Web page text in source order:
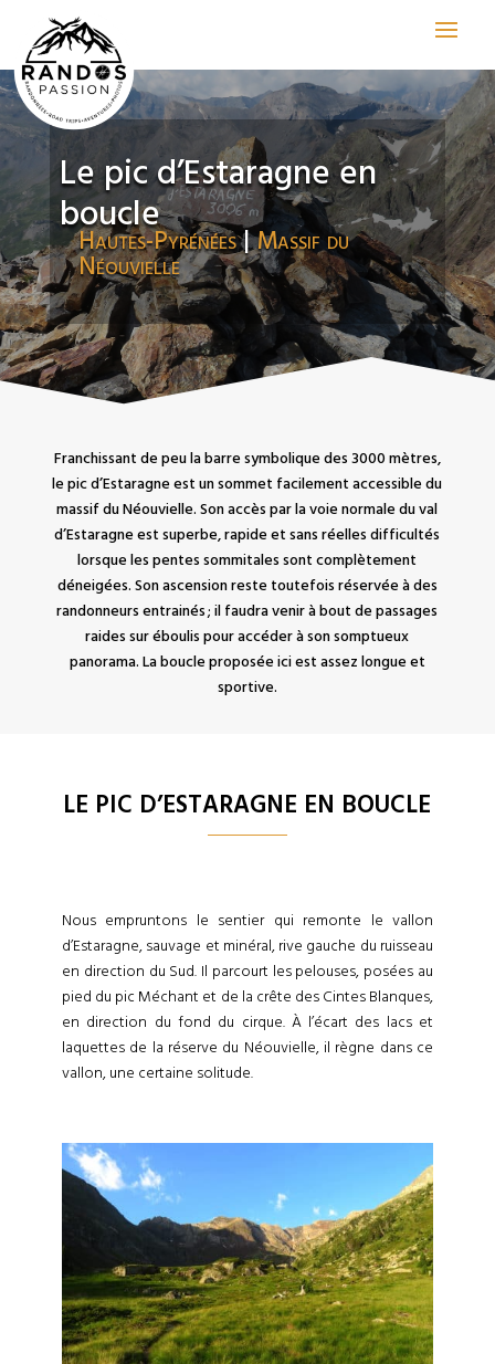
Le pic d’Estaragne en
boucle
Hautes-Pyrénées|Massif du
Néouvielle
Franchissant de peu la barre symbolique des 3000 mètres,
le pic d’Estaragne est un sommet facilement accessible du
massif du Néouvielle. Son accès par la voie normale du val
d’Estaragne est superbe, rapide et sans réelles difficultés
lorsque les pentes sommitales sont complètement
déneigées. Son ascension reste toutefois réservée à des
randonneurs entrainés ; il faudra venir à bout de passages
raides sur éboulis pour accéder à son somptueux
panorama. La boucle proposée ici est assez longue et
sportive.
LE PIC D’ESTARAGNE EN BOUCLE
Nous empruntons le sentier qui remonte le vallon
d’Estaragne, sauvage et minéral, rive gauche du ruisseau
en direction du Sud. Il parcourt les pelouses, posées au
pied du pic Méchant et de la crête des Cintes Blanques,
en direction du fond du cirque. À l’écart des lacs et
laquettes de la réserve du Néouvielle, il règne dans ce
vallon, une certaine solitude.